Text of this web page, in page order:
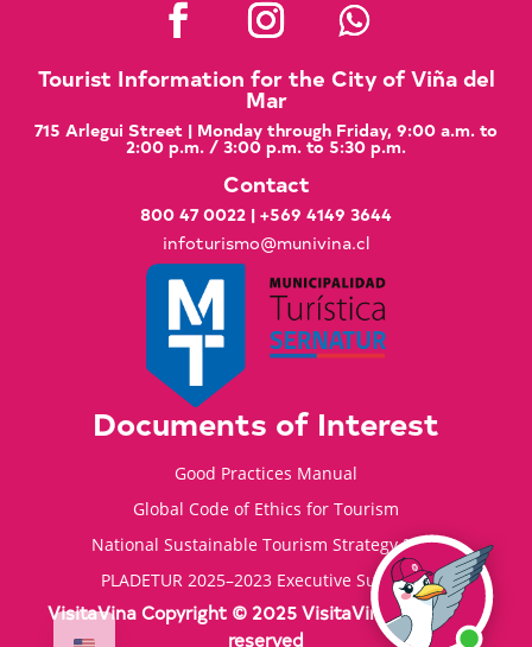
Tourist Information for the City of Viña del
Mar
715 Arlegui Street | Monday through Friday, 9:00 a.m. to
2:00 p.m. / 3:00 p.m. to 5:30 p.m.
Contact
800 47 0022 | +569 4149 3644
infoturismo@munivina.cl
Documents of Interest
Good Practices Manual
Global Code of Ethics for Tourism
National Sustainable Tourism Strategy 2035
PLADETUR 2025–2023 Executive Summary
VisitaVina Copyright © 2025 VisitaVina - All rights
reserved